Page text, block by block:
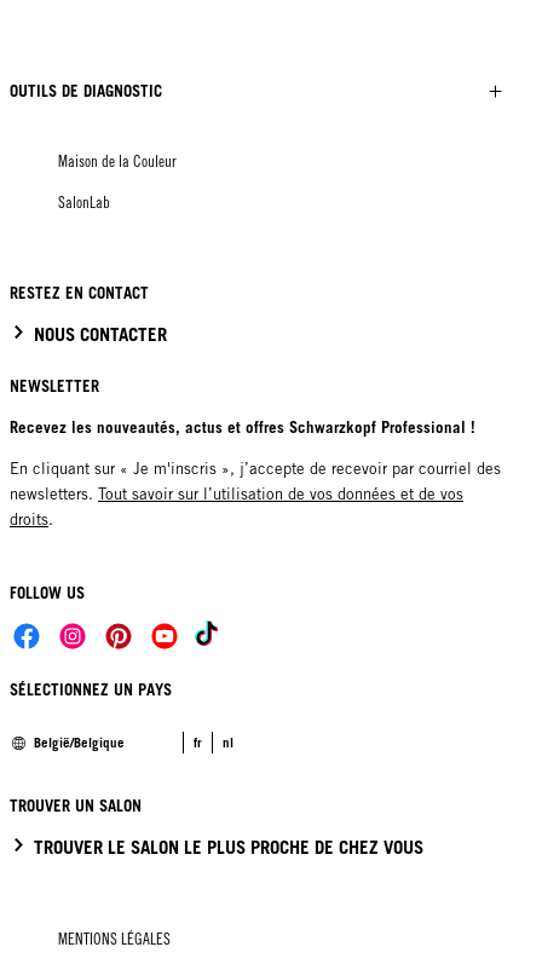
OUTILS DE DIAGNOSTIC
Maison de la Couleur
SalonLab
RESTEZ EN CONTACT
NOUS CONTACTER
NEWSLETTER
Recevez les nouveautés, actus et offres Schwarzkopf Professional !
En cliquant sur « Je m'inscris », j’accepte de recevoir par courriel des
newsletters. Tout savoir sur l’utilisation de vos données et de vos
droits.
FOLLOW US
SÉLECTIONNEZ UN PAYS
België/Belgique fr nl
TROUVER UN SALON
TROUVER LE SALON LE PLUS PROCHE DE CHEZ VOUS
MENTIONS LÉGALES